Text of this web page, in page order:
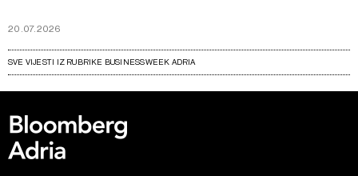
20.07.2026
SVE VIJESTI IZ RUBRIKE BUSINESSWEEK ADRIA